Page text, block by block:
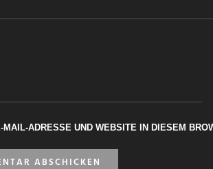
MAIL-ADRESSE UND WEBSITE IN DIESEM